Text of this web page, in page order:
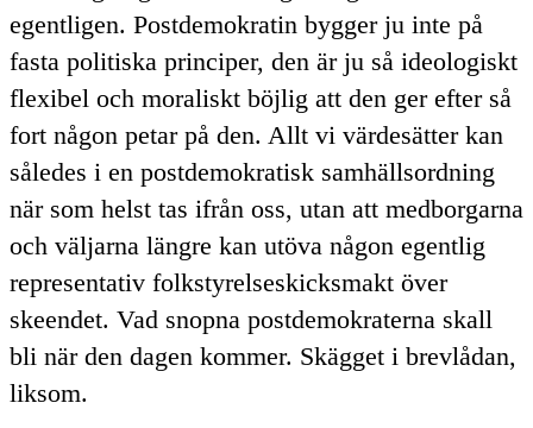
egentligen. Postdemokratin bygger ju inte på
fasta politiska principer, den är ju så ideologiskt
flexibel och moraliskt böjlig att den ger efter så
fort någon petar på den. Allt vi värdesätter kan
således i en postdemokratisk samhällsordning
när som helst tas ifrån oss, utan att medborgarna
och väljarna längre kan utöva någon egentlig
representativ folkstyrelseskicksmakt över
skeendet. Vad snopna postdemokraterna skall
bli när den dagen kommer. Skägget i brevlådan,
liksom.